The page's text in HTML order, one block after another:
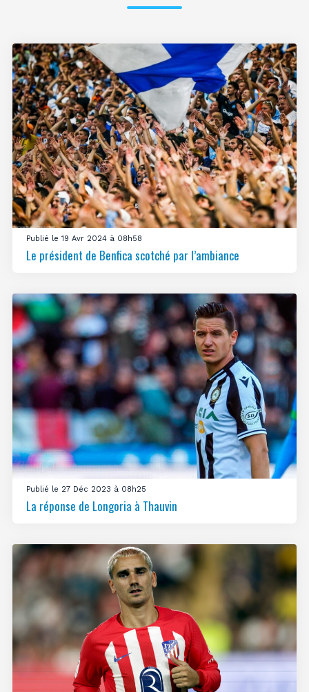
Publié le 19 Avr 2024 à 08h58
Le président de Benfica scotché par l’ambiance
Publié le 27 Déc 2023 à 08h25
La réponse de Longoria à Thauvin